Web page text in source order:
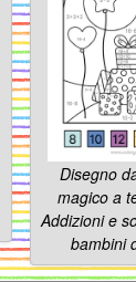
Disegno
magico a
Addizioni e
bambini